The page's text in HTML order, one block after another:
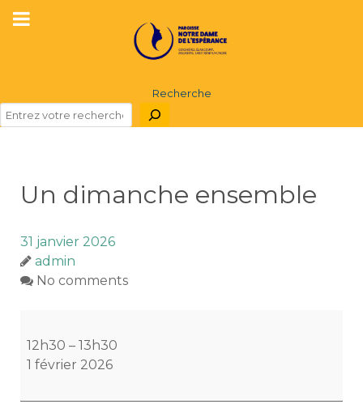
Recherche
Un dimanche ensemble
31 janvier 2026
admin
No comments
dimanche
ensemble
12h30 – 13h30
1 février 2026